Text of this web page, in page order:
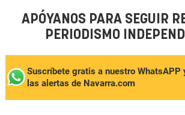
APÓYANOS PARA SEGUIR
PERIODISMO
Suscríbete gratis a nuestro WhatsAPP
las alertas de Navarra.com